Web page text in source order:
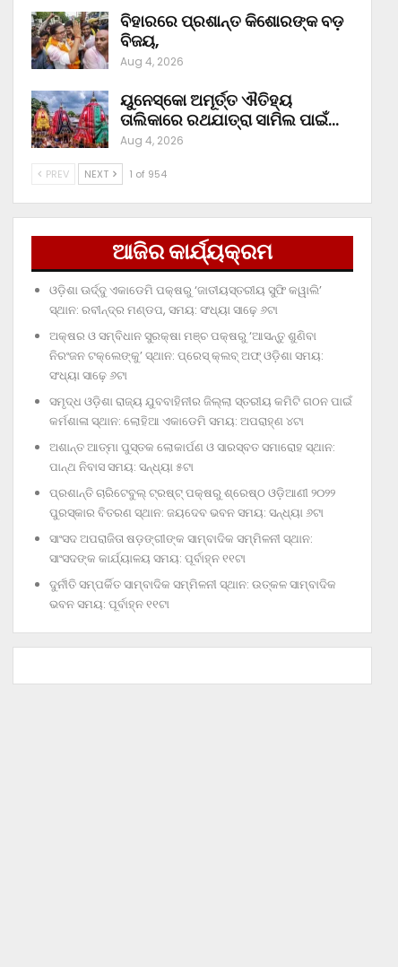
ବିହାରରେ ପ୍ରଶାନ୍ତ କିଶୋରଙ୍କ ବଡ଼
ବିଜୟ,
Aug 4, 2026
ୟୁନେସ୍କୋ ଅମୂର୍ତ୍ତ ଐତିହ୍ୟ
ତାଲିକାରେ ରଥଯାତ୍ରା ସାମିଲ ପାଇଁ…
Aug 4, 2026
PREV NEXT 1 of 954
ଆଜିର କାର୍ଯ୍ୟକ୍ରମ
ଓଡ଼ିଶା ଊର୍ଦ୍ଦୁ ଏକାଡେମି ପକ୍ଷରୁ ‘ଜାତୀୟସ୍ତରୀୟ ସୁଫି କୱାଲି’
ସ୍ଥାନ: ରବୀନ୍ଦ୍ର ମଣ୍ଡପ, ସମୟ: ସଂଧ୍ୟା ସାଢ଼େ ୬ଟା
ଅକ୍ଷର ଓ ସମ୍ବିଧାନ ସୁରକ୍ଷା ମଞ୍ଚ ପକ୍ଷରୁ ‘ଆସନ୍ତୁ ଶୁଣିବା
ନିରଂଜନ ଟକ୍‌ଲେଙ୍କୁ’ ସ୍ଥାନ: ପ୍ରେସ୍‌ କ୍ଲବ୍‌ ଅଫ୍‌ ଓଡ଼ିଶା ସମୟ:
ସଂଧ୍ୟା ସାଢ଼େ ୬ଟା
ସମୃଦ୍ଧ ଓଡ଼ିଶା ରାଜ୍ୟ ଯୁବବାହିନୀର ଜିଲ୍ଲା ସ୍ତରୀୟ କମିଟି ଗଠନ ପାଇଁ
କର୍ମଶାଳା ସ୍ଥାନ: ଲୋହିଆ ଏକାଡେମି ସମୟ: ଅପରାହ୍‌ଣ ୪ଟା
ଅଶାନ୍ତ ଆତ୍ମା ପୁସ୍ତକ ଲୋକାର୍ପଣ ଓ ସାରସ୍ବତ ସମାରୋହ ସ୍ଥାନ:
ପାନ୍ଥ ନିବାସ ସମୟ: ସନ୍ଧ୍ୟା ୫ଟା
ପ୍ରଶାନ୍ତି ଚାରିଟେବୁଲ୍‌ ଟ୍ରଷ୍ଟ୍‌ ପକ୍ଷରୁ ଶ୍ରେଷ୍ଠ ଓଡ଼ିଆଣୀ ୨୦୨୨
ପୁରସ୍କାର ବିତରଣ ସ୍ଥାନ: ଜୟଦେବ ଭବନ ସମୟ: ସନ୍ଧ୍ୟା ୬ଟା
ସାଂସଦ ଅପରାଜିତା ଷଡ଼ଙ୍ଗୀଙ୍କ ସାମ୍ବାଦିକ ସମ୍ମିଳନୀ ସ୍ଥାନ:
ସାଂସଦଙ୍କ କାର୍ଯ୍ୟାଳୟ ସମୟ: ପୂର୍ବାହ୍ନ ୧୧ଟା
ଦୁର୍ନୀତି ସମ୍ପର୍କିତ ସାମ୍ବାଦିକ ସମ୍ମିଳନୀ ସ୍ଥାନ: ଉତ୍କଳ ସାମ୍ବାଦିକ
ଭବନ ସମୟ: ପୂର୍ବାହ୍ନ ୧୧ଟା